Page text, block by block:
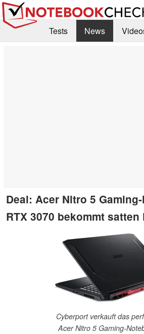
Tests News
Deal: Acer Nitro 5
RTX 3070 bekommt
Cyberport verkauft das
Acer Nitro 5 Gaming-